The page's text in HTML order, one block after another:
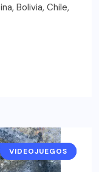
Bolivia, Chile,
NOTICIAS
VIDEOJUEGOS